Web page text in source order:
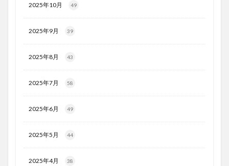
2025年10月 49
2025年9月 39
2025年8月 43
2025年7月 58
2025年6月 49
2025年5月 44
2025年4月 38